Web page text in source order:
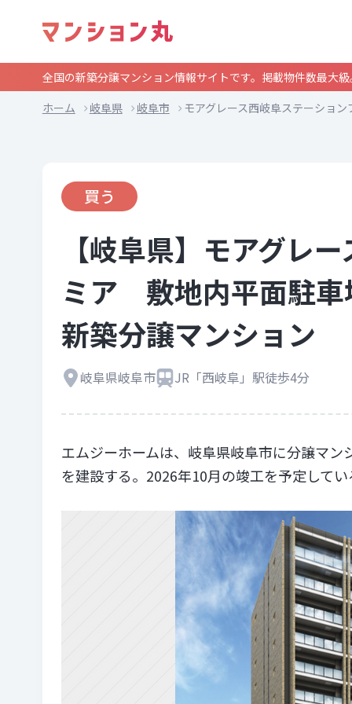
全国の新築分譲マンション情報サイトです。掲載物件数最大
ホーム
岐阜県 岐阜市 モアグレース西岐阜ステーション
買う
【岐阜県】モアグレ
ミア 敷地内平面駐車
新築分譲マンション
岐阜県岐阜市 JR「西岐阜」駅徒歩4分
エムジーホームは、岐阜県岐阜市に分譲マ
を建設する。2026年10月の竣工を予定して